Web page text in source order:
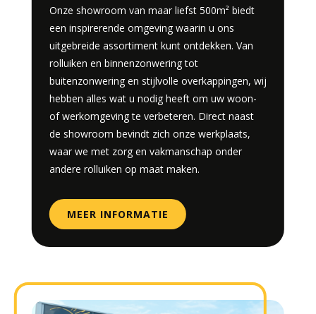
Onze showroom van maar liefst 500m² biedt
een inspirerende omgeving waarin u ons
uitgebreide assortiment kunt ontdekken. Van
rolluiken en binnenzonwering tot
buitenzonwering en stijlvolle overkappingen, wij
hebben alles wat u nodig heeft om uw woon-
of werkomgeving te verbeteren. Direct naast
de showroom bevindt zich onze werkplaats,
waar we met zorg en vakmanschap onder
andere rolluiken op maat maken.
MEER INFORMATIE